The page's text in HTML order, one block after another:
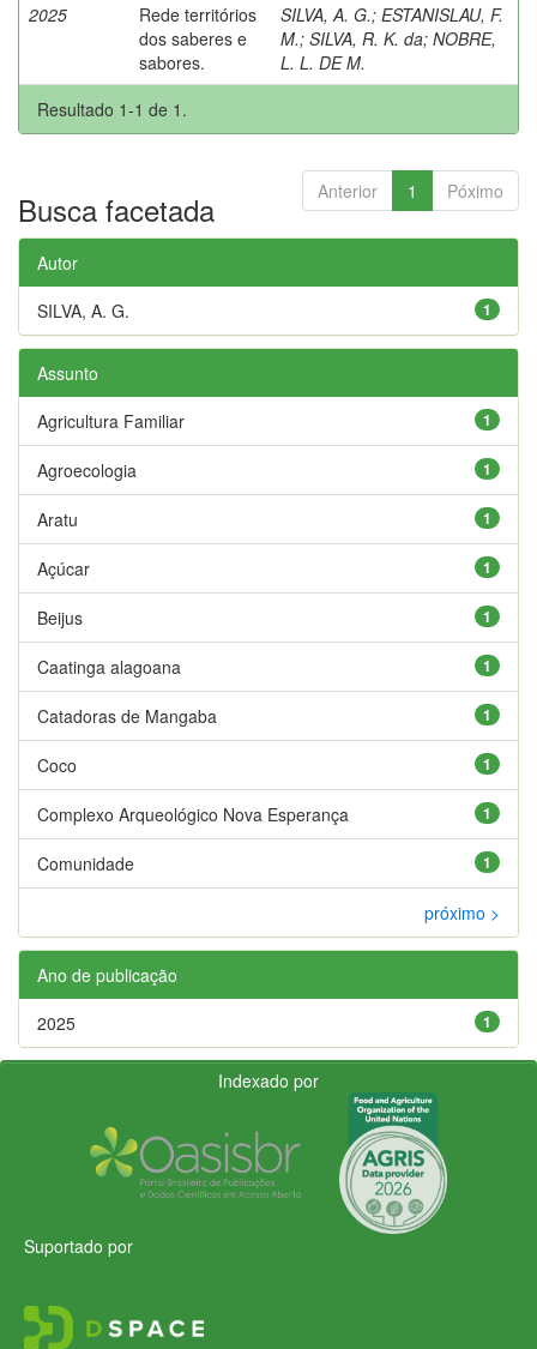
2025
Rede territórios
dos saberes e
sabores.
SILVA, A. G.; ESTANISLAU, F.
M.; SILVA, R. K. da; NOBRE,
L. L. DE M.
Resultado 1-1 de 1.
Anterior 1 Póximo
Busca facetada
Autor
1
SILVA, A. G.
Assunto
1
Agricultura Familiar
1
Agroecologia
1
Aratu
1
Açúcar
1
Beijus
1
Caatinga alagoana
1
Catadoras de Mangaba
1
Coco
1
Complexo Arqueológico Nova Esperança
1
Comunidade
próximo >
Ano de publicação
1
2025
Indexado por
Suportado por